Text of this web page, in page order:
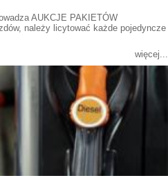
AUKCJE PAKIETÓW
należy licytować każde pojedyncze
więcej...